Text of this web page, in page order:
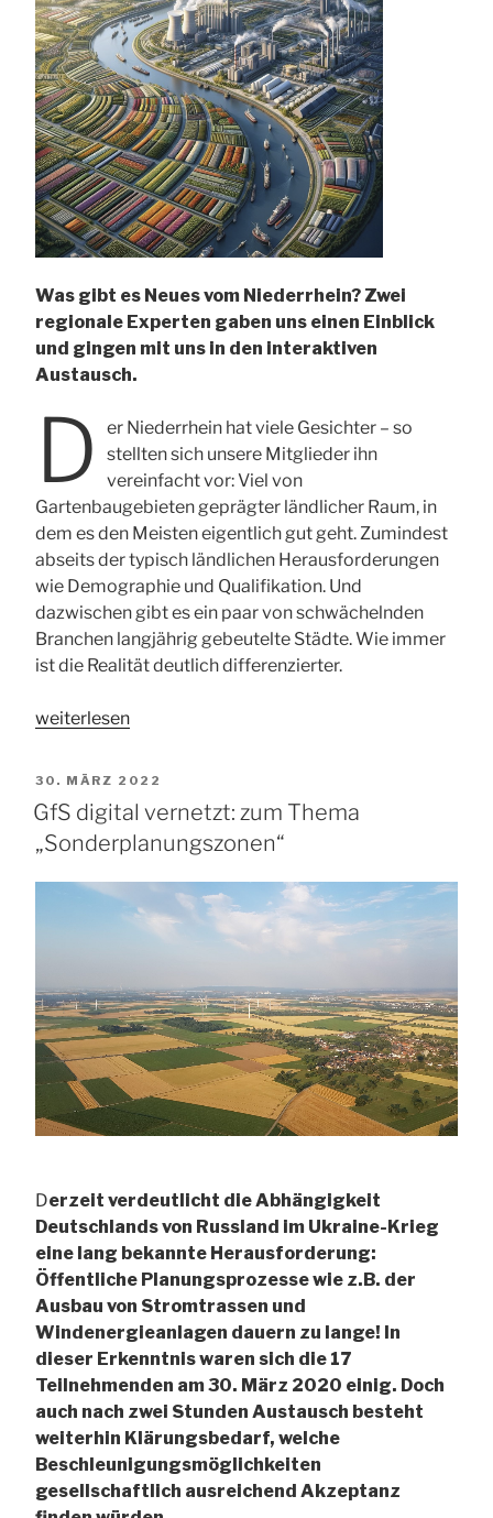
Was gibt es Neues vom Niederrhein? Zwei
regionale Experten gaben uns einen Einblick
und gingen mit uns in den interaktiven
Austausch.
D
er Niederrhein hat viele Gesichter – so
stellten sich unsere Mitglieder ihn
vereinfacht vor: Viel von
Gartenbaugebieten geprägter ländlicher Raum, in
dem es den Meisten eigentlich gut geht. Zumindest
abseits der typisch ländlichen Herausforderungen
wie Demographie und Qualifikation. Und
dazwischen gibt es ein paar von schwächelnden
Branchen langjährig gebeutelte Städte. Wie immer
ist die Realität deutlich differenzierter.
„GfS
vernetzt
der
Region
Strukturpolitische
Herausforderungen,
Projekte“
weiterlesen
VERÖFFENTLICHT
AM
30. MÄRZ 2022
GfS digital vernetzt: zum Thema
„Sonderplanungszonen“
Derzeit verdeutlicht die Abhängigkeit
Deutschlands von Russland im Ukraine-Krieg
eine lang bekannte Herausforderung:
Öffentliche Planungsprozesse wie z.B. der
Ausbau von Stromtrassen und
Windenergieanlagen dauern zu lange! In
dieser Erkenntnis waren sich die 17
Teilnehmenden am 30. März 2020 einig. Doch
auch nach zwei Stunden Austausch besteht
weiterhin Klärungsbedarf, welche
Beschleunigungsmöglichkeiten
gesellschaftlich ausreichend Akzeptanz